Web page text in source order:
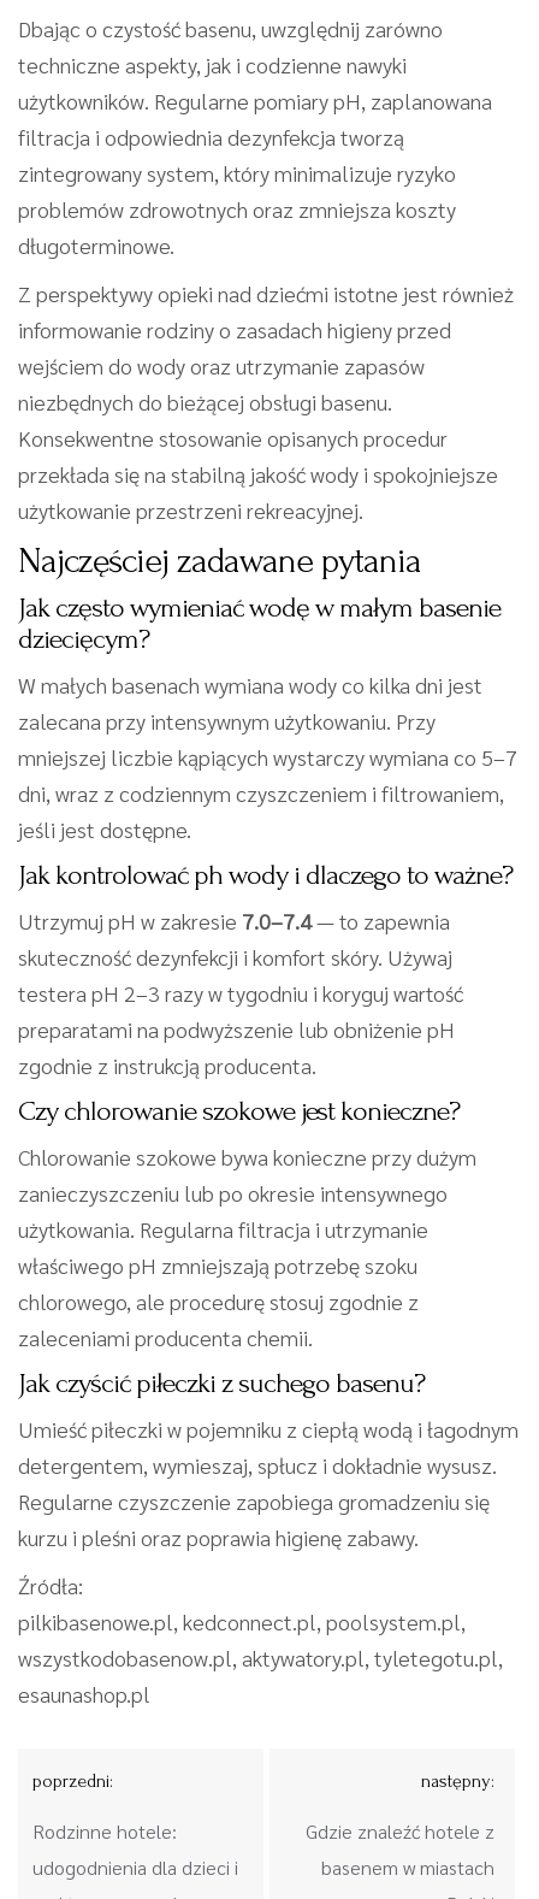
Dbając o czystość basenu, uwzględnij zarówno
techniczne aspekty, jak i codzienne nawyki
użytkowników. Regularne pomiary pH, zaplanowana
filtracja i odpowiednia dezynfekcja tworzą
zintegrowany system, który minimalizuje ryzyko
problemów zdrowotnych oraz zmniejsza koszty
długoterminowe.
Z perspektywy opieki nad dziećmi istotne jest również
informowanie rodziny o zasadach higieny przed
wejściem do wody oraz utrzymanie zapasów
niezbędnych do bieżącej obsługi basenu.
Konsekwentne stosowanie opisanych procedur
przekłada się na stabilną jakość wody i spokojniejsze
użytkowanie przestrzeni rekreacyjnej.
Najczęściej zadawane pytania
Jak często wymieniać wodę w małym basenie
dziecięcym?
W małych basenach wymiana wody co kilka dni jest
zalecana przy intensywnym użytkowaniu. Przy
mniejszej liczbie kąpiących wystarczy wymiana co 5–7
dni, wraz z codziennym czyszczeniem i filtrowaniem,
jeśli jest dostępne.
Jak kontrolować ph wody i dlaczego to ważne?
Utrzymuj pH w zakresie 7.0–7.4— to zapewnia
skuteczność dezynfekcji i komfort skóry. Używaj
testera pH 2–3 razy w tygodniu i koryguj wartość
preparatami na podwyższenie lub obniżenie pH
zgodnie z instrukcją producenta.
Czy chlorowanie szokowe jest konieczne?
Chlorowanie szokowe bywa konieczne przy dużym
zanieczyszczeniu lub po okresie intensywnego
użytkowania. Regularna filtracja i utrzymanie
właściwego pH zmniejszają potrzebę szoku
chlorowego, ale procedurę stosuj zgodnie z
zaleceniami producenta chemii.
Jak czyścić piłeczki z suchego basenu?
Umieść piłeczki w pojemniku z ciepłą wodą i łagodnym
detergentem, wymieszaj, spłucz i dokładnie wysusz.
Regularne czyszczenie zapobiega gromadzeniu się
kurzu i pleśni oraz poprawia higienę zabawy.
Źródła:
pilkibasenowe.pl, kedconnect.pl, poolsystem.pl,
wszystkodobasenow.pl, aktywatory.pl, tyletegotu.pl,
esaunashop.pl
Nawigacja
poprzedni:
Rodzinne hotele:
udogodnienia dla dzieci i
następny:
Gdzie znaleźć hotele z
basenem w miastach